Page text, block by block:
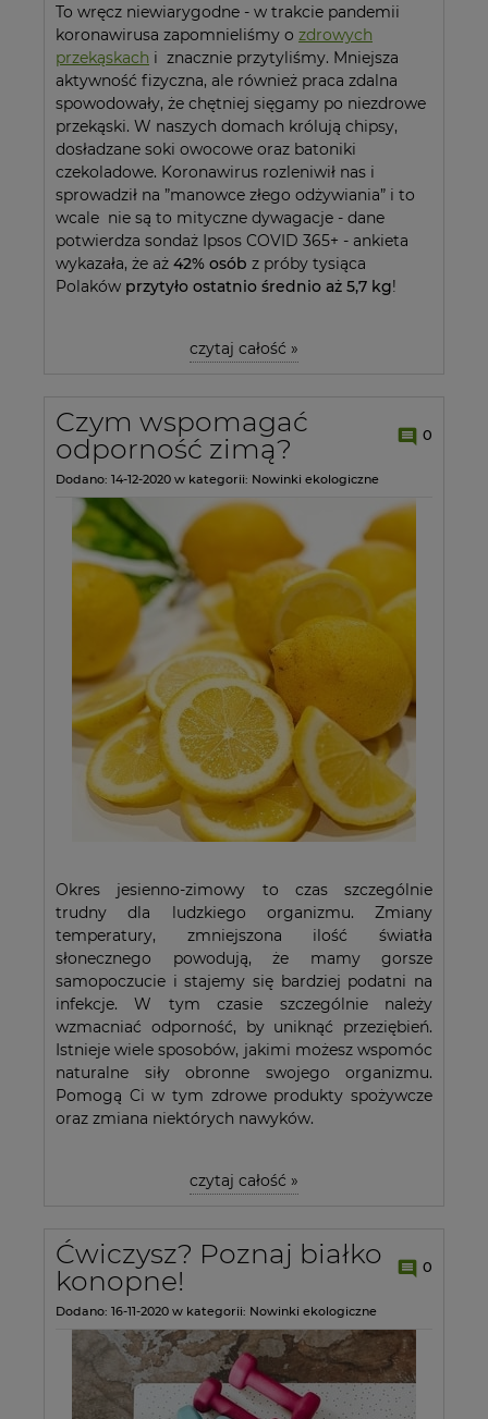
To wręcz niewiarygodne - w trakcie pandemii
koronawirusa zapomnieliśmy o zdrowych
przekąskach i znacznie przytyliśmy. Mniejsza
aktywność fizyczna, ale również praca zdalna
spowodowały, że chętniej sięgamy po niezdrowe
przekąski. W naszych domach królują chipsy,
dosładzane soki owocowe oraz batoniki
czekoladowe. Koronawirus rozleniwił nas i
sprowadził na ”manowce złego odżywiania” i to
wcale nie są to mityczne dywagacje - dane
potwierdza sondaż Ipsos COVID 365+ - ankieta
wykazała, że aż 42% osób z próby tysiąca
Polaków przytyło ostatnio średnio aż 5,7 kg!
czytaj całość »
Czym wspomagać
odporność zimą?
0
Dodano: 14-12-2020 w kategorii: Nowinki ekologiczne
Okres jesienno-zimowy to czas szczególnie
trudny dla ludzkiego organizmu. Zmiany
temperatury, zmniejszona ilość światła
słonecznego powodują, że mamy gorsze
samopoczucie i stajemy się bardziej podatni na
infekcje. W tym czasie szczególnie należy
wzmacniać odporność, by uniknąć przeziębień.
Istnieje wiele sposobów, jakimi możesz wspomóc
naturalne siły obronne swojego organizmu.
Pomogą Ci w tym zdrowe produkty spożywcze
oraz zmiana niektórych nawyków.
czytaj całość »
Ćwiczysz? Poznaj białko
konopne!
0
Dodano: 16-11-2020 w kategorii: Nowinki ekologiczne